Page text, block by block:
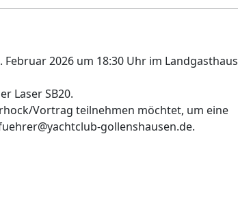
2026 um 18:30 Uhr im Landgasthaus
Laser SB20.
Vortrag teilnehmen möchtet, um eine
gollenshausen.de.